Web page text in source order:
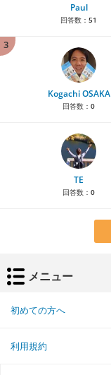
Paul
回答数： 51
3
Kogachi OSAKA
回答数： 0
TE
回答数： 0
メニュー
初めての方へ
利用規約